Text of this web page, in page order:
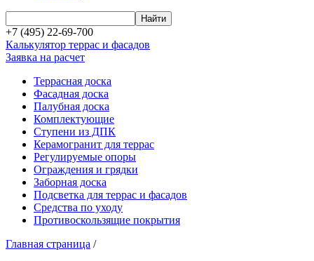
+7 (495) 22-69-700
Калькулятор террас и фасадов
Заявка на расчет
Террасная доска
Фасадная доска
Палубная доска
Комплектующие
Ступени из ДПК
Керамогранит для террас
Регулируемые опоры
Ограждения и грядки
Заборная доска
Подсветка для террас и фасадов
Средства по уходу
Противоскользящие покрытия
Главная страница /